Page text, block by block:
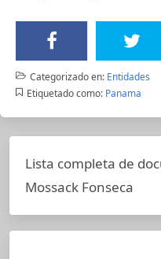
Categorizado en: Entidades
Etiquetado como: Panama
Lista completa de
Mossack Fonseca